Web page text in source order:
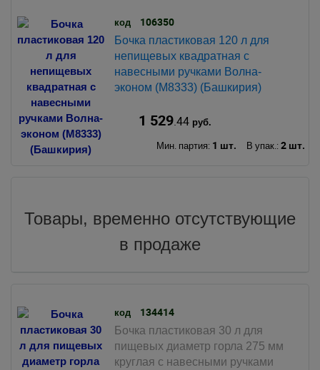
код 106350
Бочка пластиковая 120 л для
непищевых квадратная с
навесными ручками Волна-
эконом (М8333) (Башкирия)
1 529.44руб.
Мин. партия: 1 шт. В упак.: 2 шт.
Товары, временно отсутствующие
в продаже
код 134414
Бочка пластиковая 30 л для
пищевых диаметр горла 275 мм
круглая с навесными ручками